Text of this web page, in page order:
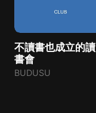
不讀書也成立的讀
書會
BUDUSU